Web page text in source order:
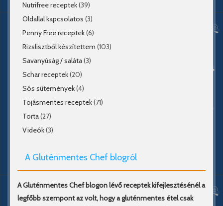
Nutrifree receptek(39)
Oldallal kapcsolatos (3)
Penny Free receptek(6)
Rizslisztből készítettem (103)
Savanyúság / saláta(3)
Schar receptek(20)
Sós sütemények(4)
Tojásmentes receptek(71)
Torta(27)
Videók(3)
A Gluténmentes Chef blogról
A Gluténmentes Chef blogon lévő receptek kifejlesztésénél a
legfőbb szempont az volt, hogy a gluténmentes étel csak